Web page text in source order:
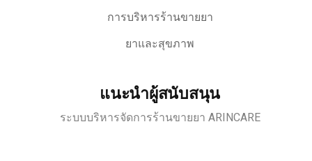
การบริหารร้านขายยา
ยาและสุขภาพ
แนะนำผู้สนับสนุน
ระบบบริหารจัดการร้านขายยา ARINCARE